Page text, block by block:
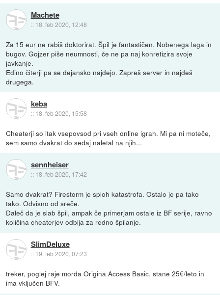
Machete
:: 18. feb 2020, 12:48
Za 15 eur ne rabiš doktorirat. Špil je fantastičen. Nobenega laga in
bugov. Gojzer piše neumnosti, če ne pa naj konretizira svoje
javkanje.
Edino čiterji pa se dejansko najdejo. Zapreš server in najdeš
drugega.
keba
:: 18. feb 2020, 15:58
Cheaterji so itak vsepovsod pri vseh online igrah. Mi pa ni moteče,
sem samo dvakrat do sedaj naletal na njih...
sennheiser
:: 18. feb 2020, 17:42
Samo dvakrat? Firestorm je sploh katastrofa. Ostalo je pa tako
tako. Odvisno od sreče.
Daleč da je slab špil, ampak če primerjam ostale iz BF serije, ravno
količina cheaterjev odbija za redno špilanje.
SlimDeluxe
:: 19. feb 2020, 07:23
treker, poglej raje morda Origina Access Basic, stane 25€/leto in
ima vključen BFV.